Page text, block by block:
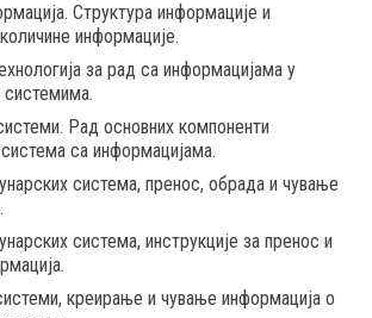
Структура информације и
информације.
за рад са информацијама у
системима.
Рад основних компоненти
са информацијама.
система, пренос, обрада и чување
система, инструкције за пренос и
креирање и чување информација о